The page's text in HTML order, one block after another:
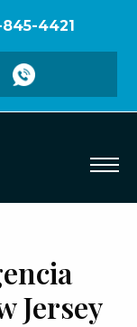
845-4421
Jersey